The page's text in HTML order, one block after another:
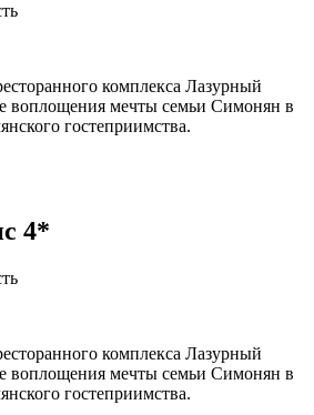
комплекса Лазурный
воплощения мечты семьи Симонян в
гостеприимства.
4*
комплекса Лазурный
воплощения мечты семьи Симонян в
гостеприимства.